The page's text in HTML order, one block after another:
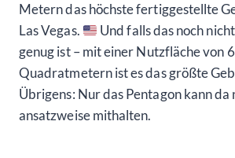
Metern das höchste fertiggestellte
Las Vegas.
Und falls das noch
genug ist – mit einer Nutzfläche von
Quadratmetern ist es das größte
Übrigens: Nur das Pentagon kann da
ansatzweise mithalten.